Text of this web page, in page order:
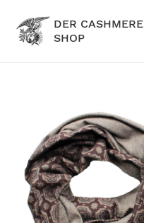
DER CASHMERE
SHOP